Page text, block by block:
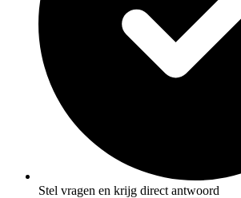
Stel vragen en krijg direct antwoord